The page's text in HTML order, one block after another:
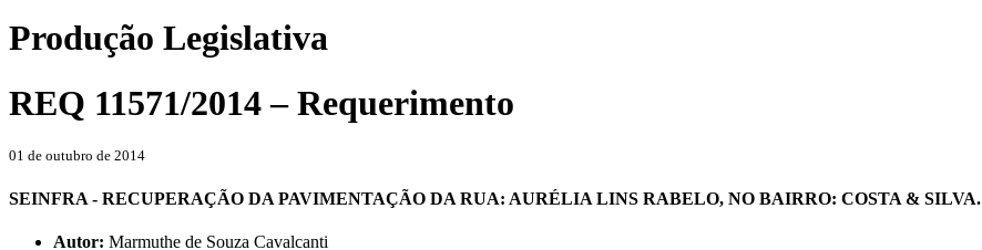
Produção Legislativa
REQ 11571/2014 – Requerimento
01 de outubro de 2014
SEINFRA - RECUPERAÇÃO DA PAVIMENTAÇÃO DA RUA: AURÉLIA LINS RABELO, NO BAIRRO: COSTA & SILVA.
Autor: Marmuthe de Souza Cavalcanti